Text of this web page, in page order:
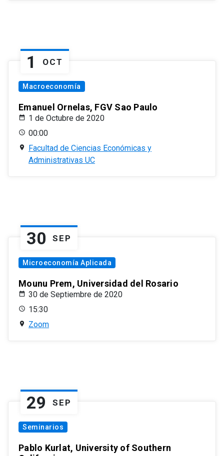
1 OCT
Macroeconomía
Emanuel Ornelas, FGV Sao Paulo
1 de Octubre de 2020
00:00
Facultad de Ciencias Económicas y
Administrativas UC
30 SEP
Microeconomía Aplicada
Mounu Prem, Universidad del Rosario
30 de Septiembre de 2020
15:30
Zoom
29 SEP
Seminarios
Pablo Kurlat, University of Southern